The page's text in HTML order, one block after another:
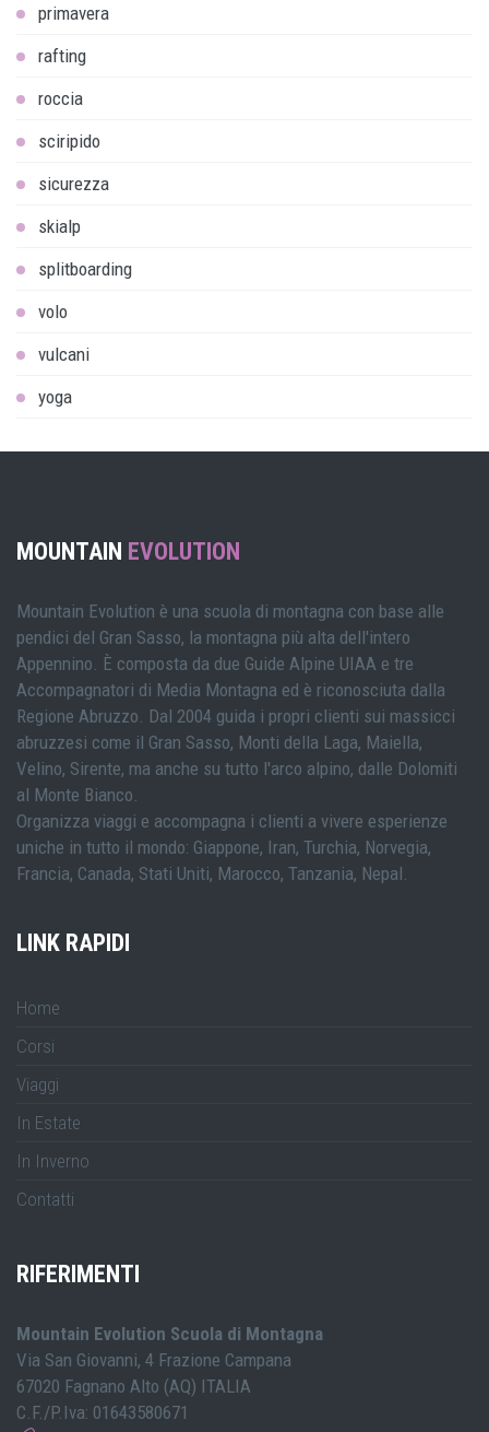
primavera
rafting
roccia
sciripido
sicurezza
skialp
splitboarding
volo
vulcani
yoga
MOUNTAIN EVOLUTION
Mountain Evolution è una scuola di montagna con base alle
pendici del Gran Sasso, la montagna più alta dell'intero
Appennino. È composta da due Guide Alpine UIAA e tre
Accompagnatori di Media Montagna ed è riconosciuta dalla
Regione Abruzzo. Dal 2004 guida i propri clienti sui massicci
abruzzesi come il Gran Sasso, Monti della Laga, Maiella,
Velino, Sirente, ma anche su tutto l'arco alpino, dalle Dolomiti
al Monte Bianco.
Organizza viaggi e accompagna i clienti a vivere esperienze
uniche in tutto il mondo: Giappone, Iran, Turchia, Norvegia,
Francia, Canada, Stati Uniti, Marocco, Tanzania, Nepal.
LINK RAPIDI
Home
Corsi
Viaggi
In Estate
In Inverno
Contatti
RIFERIMENTI
Mountain Evolution Scuola di Montagna
Via San Giovanni, 4 Frazione Campana
67020 Fagnano Alto (AQ) ITALIA
C.F./P.Iva: 01643580671